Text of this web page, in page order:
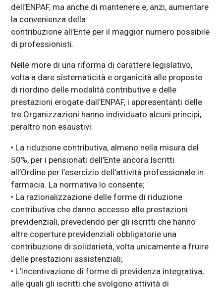
dell’ENPAF, ma anche di mantenere e, anzi, aumentare
la convenienza della
contribuzione all’Ente per il maggior numero possibile
di professionisti.
Nelle more di una riforma di carattere legislativo,
volta a dare sistematicità e organicità alle proposte
di riordino delle modalità contributive e delle
prestazioni erogate dall’ENPAF, i appresentanti delle
tre Organizzazioni hanno individuato alcuni principi,
peraltro non esaustivi:
• La riduzione contributiva, almeno nella misura del
50%, per i pensionati dell’Ente ancora Iscritti
all’Ordine per l’esercizio dell’attività professionale in
farmacia. La normativa lo consente;
• La razionalizzazione delle forme di riduzione
contributiva che danno accesso alle prestazioni
previdenziali, prevedendo per gli iscritti che hanno
altre coperture previdenziali obbligatorie una
contribuzione di solidarietà, volta unicamente a fruire
delle prestazioni assistenziali;
• L’incentivazione di forme di previdenza integrativa,
alle quali gli iscritti che svolgono attività di